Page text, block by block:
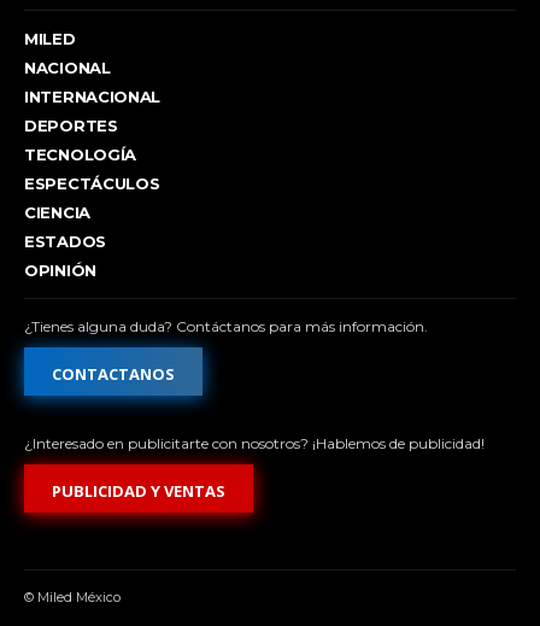
MILED
NACIONAL
INTERNACIONAL
DEPORTES
TECNOLOGÍA
ESPECTÁCULOS
CIENCIA
ESTADOS
OPINIÓN
¿Tienes alguna duda? Contáctanos para más información.
CONTACTANOS
¿Interesado en publicitarte con nosotros? ¡Hablemos de publicidad!
PUBLICIDAD Y VENTAS
© Miled México